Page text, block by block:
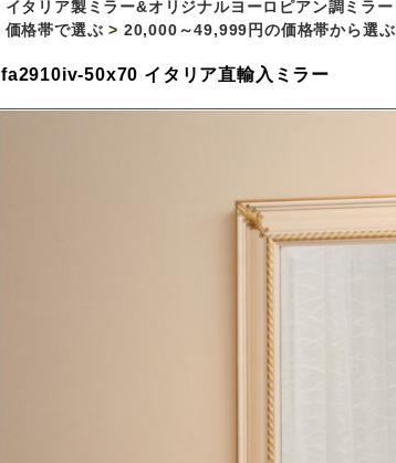
イタリア製ミラー&オリジナルヨーロピアン調ミラー
価格帯で選ぶ > 20,000～49,999円の価格帯から選ぶ
fa2910iv-50x70 イタリア直輸入ミラー